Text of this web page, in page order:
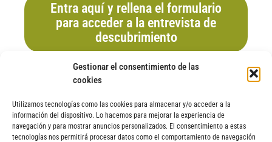
Gestionar el consentimiento de las
cookies
Utilizamos tecnologías como las cookies para almacenar y/o acceder a la
información del dispositivo. Lo hacemos para mejorar la experiencia de
navegación y para mostrar anuncios personalizados. El consentimiento a estas
tecnologías nos permitirá procesar datos como el comportamiento de navegación
Entra aquí y rellena el formulario
para acceder a la entrevista de
descubrimiento
5 Pasos para conseguir tu
plaza